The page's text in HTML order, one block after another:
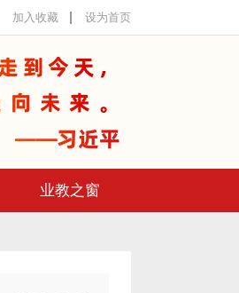
设为首页
加入收藏
业教之窗